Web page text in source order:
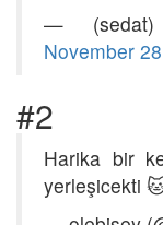
— (sedat)
November
#2
Harika bir
yerleşicekti